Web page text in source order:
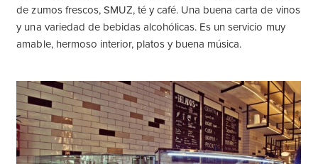
de zumos frescos, SMUZ, té y café. Una buena carta de vinos
y una variedad de bebidas alcohólicas. Es un servicio muy
amable, hermoso interior, platos y buena música.